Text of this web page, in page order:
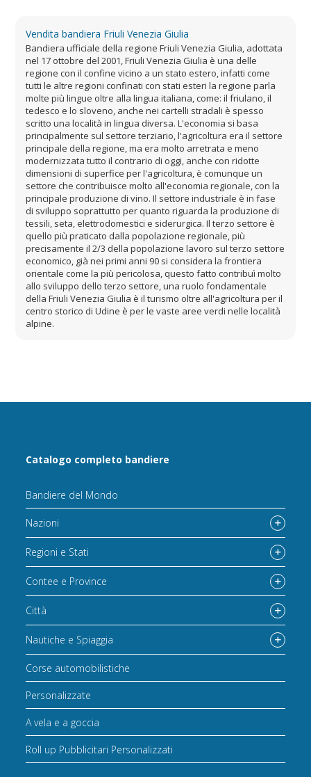
Vendita bandiera Friuli Venezia Giulia
Bandiera ufficiale della regione Friuli Venezia Giulia, adottata
nel 17 ottobre del 2001, Friuli Venezia Giulia è una delle
regione con il confine vicino a un stato estero, infatti come
tutti le altre regioni confinati con stati esteri la regione parla
molte più lingue oltre alla lingua italiana, come: il friulano, il
tedesco e lo sloveno, anche nei cartelli stradali è spesso
scritto una località in lingua diversa. L'economia si basa
principalmente sul settore terziario, l'agricoltura era il settore
principale della regione, ma era molto arretrata e meno
modernizzata tutto il contrario di oggi, anche con ridotte
dimensioni di superfice per l'agricoltura, è comunque un
settore che contribuisce molto all'economia regionale, con la
principale produzione di vino. Il settore industriale è in fase
di sviluppo soprattutto per quanto riguarda la produzione di
tessili, seta, elettrodomestici e siderurgica. Il terzo settore è
quello più praticato dalla popolazione regionale, più
precisamente il 2/3 della popolazione lavoro sul terzo settore
economico, già nei primi anni 90 si considera la frontiera
orientale come la più pericolosa, questo fatto contribuì molto
allo sviluppo dello terzo settore, una ruolo fondamentale
della Friuli Venezia Giulia è il turismo oltre all'agricoltura per il
centro storico di Udine è per le vaste aree verdi nelle località
alpine.
Catalogo completo bandiere
Bandiere del Mondo
Nazioni
Regioni e Stati
Contee e Province
Città
Nautiche e Spiaggia
Corse automobilistiche
Personalizzate
A vela e a goccia
Roll up Pubblicitari Personalizzati